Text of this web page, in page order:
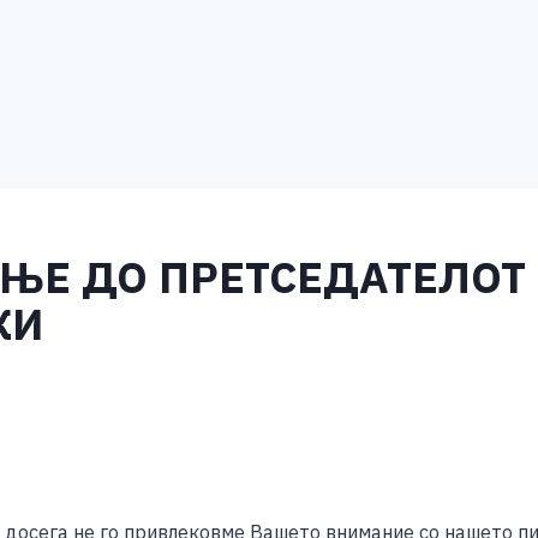
ДО ПРЕТСЕДАТЕЛОТ
не го привлековме Вашето внимание со нашето